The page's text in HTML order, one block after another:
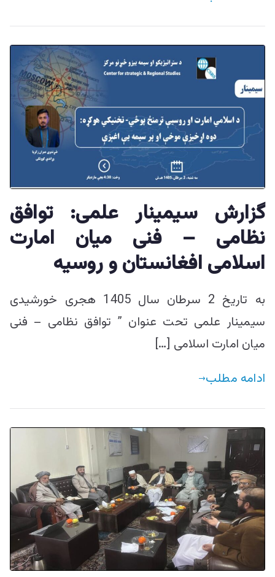
گزارش سیمینار علمی: توافق
نظامی – فنی میان امارت
اسلامی افغانستان و روسیه
به‎ تاریخ 2 سرطان سال 1405 هجری خورشیدی
سیمینار علمی تحت عنوان ” توافق نظامی – فنی
میان امارت اسلامی […]
ادامه مطلب